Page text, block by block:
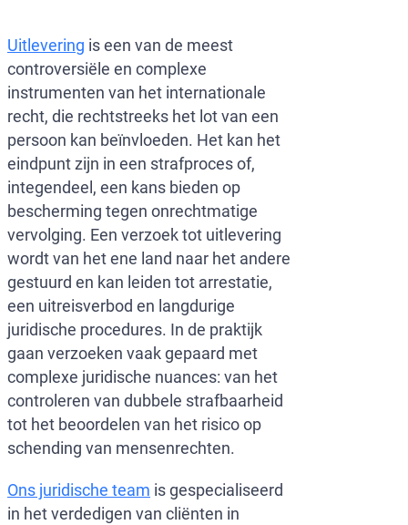
Uitlevering is een van de meest
controversiële en complexe
instrumenten van het internationale
recht, die rechtstreeks het lot van een
persoon kan beïnvloeden. Het kan het
eindpunt zijn in een strafproces of,
integendeel, een kans bieden op
bescherming tegen onrechtmatige
vervolging. Een verzoek tot uitlevering
wordt van het ene land naar het andere
gestuurd en kan leiden tot arrestatie,
een uitreisverbod en langdurige
juridische procedures. In de praktijk
gaan verzoeken vaak gepaard met
complexe juridische nuances: van het
controleren van dubbele strafbaarheid
tot het beoordelen van het risico op
schending van mensenrechten.
Ons juridische team is gespecialiseerd
in het verdedigen van cliënten in